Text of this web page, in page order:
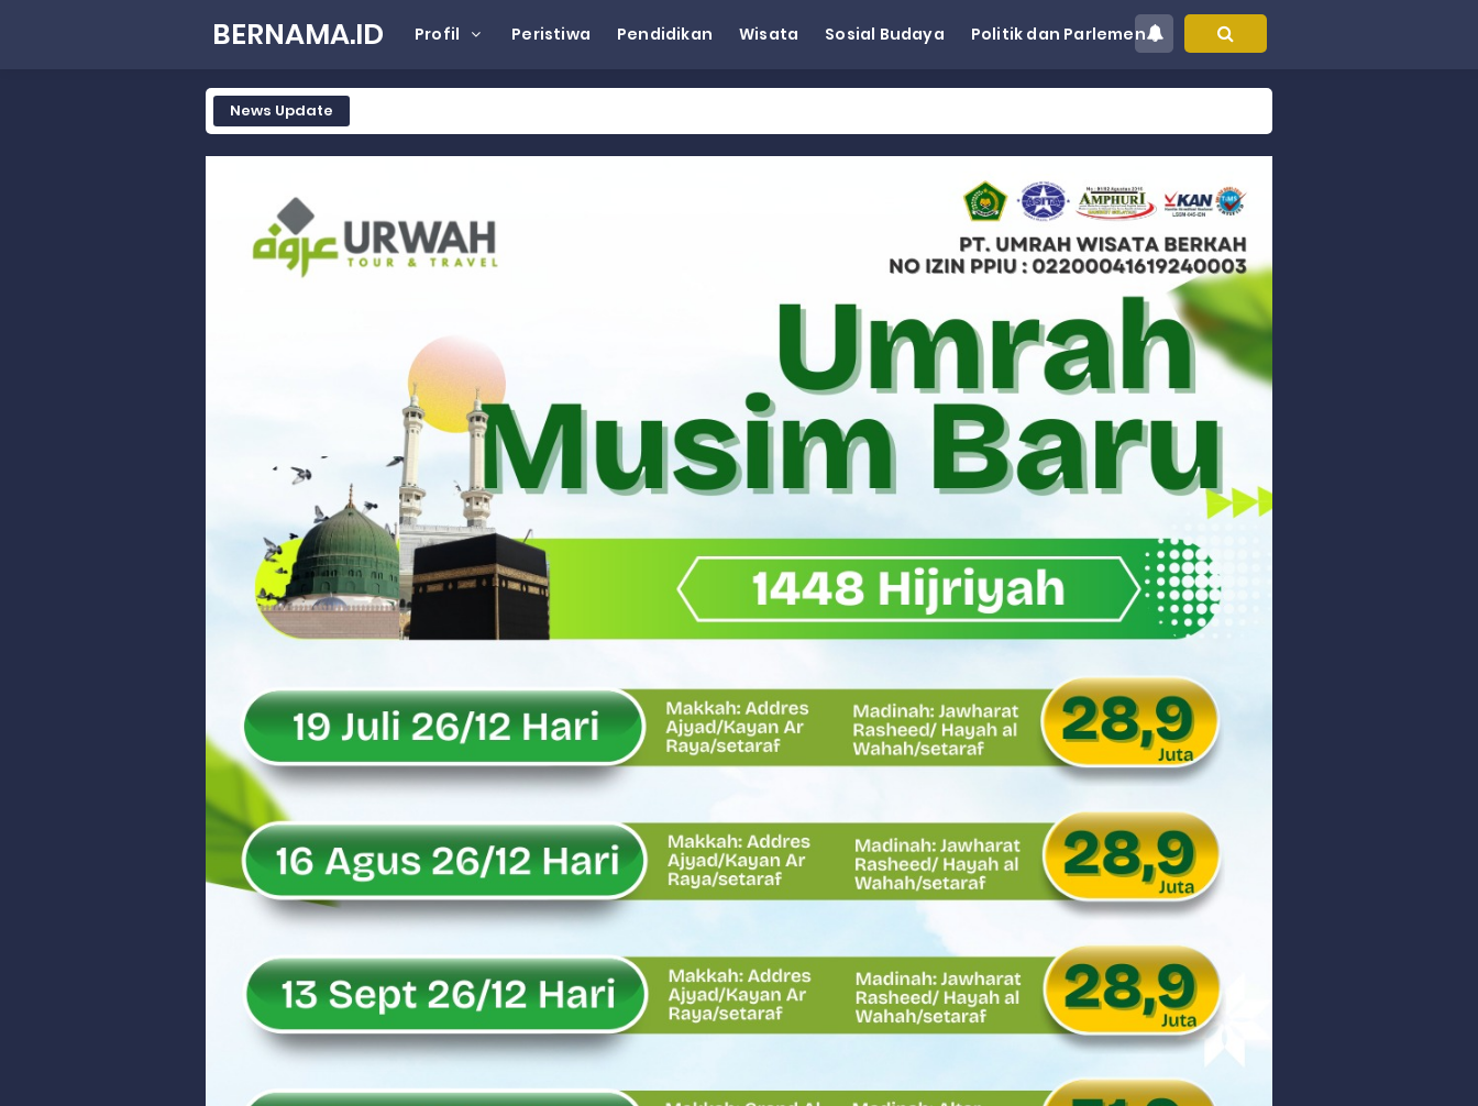
BERNAMA.ID Profil Peristiwa Pendidikan Wisata Sosial Budaya Politik dan Parlemen
News Update
Rahmat Saleh Komitmen Penguatan Kapasitas Dai dan Akademisi
Rahmat Saleh Resmikan Hunian Tetap KARTA untuk Korban Banjir Bandang di Sumbar
Wakili Gubernur Sumbar, Kabiro Kesra Hadiri dan Berikan Arahan pada MTQ Nasional ke-50 Tingkat Kec. Sungai Limau
RELIS KEJAKSAAN TINGGI SUMATERA BARAT
RELIS KEJAKSAAN TINGGI SUMATERA BARAT
RELIS KEJAKSAAN TINGGI SUMATERA BARAT
Peringati Hari Koperasi ke-79, Wagub Sumbar Dorong Koperasi Jadi Motor Penggerak Ekonomi Rakyat
Dilantik sebagai Ketua Umum Gema Keadilan, Rahmat Saleh Ajak Anak Muda Jadi Pemimpin Bangsa
Bangunan Liar di Atas Aset PT KAI Diduga Dibiarkan, Publik Pertanyakan Ketegasan Penegakan Hukum
Soal Isu Kejati Sumatera Barat Jemput Mahasiswa Paska Demo, Ini Bantahan Asintel Kejati Sumbar
Danrem 032/Wbr: Jadikan Pengabdian sebagai Ibadah kepada Tuhan Yang Maha Esa
Ini Penjelasan Kejaksaan Tinggi Sumatera Barat tentang Kasus Jembatan Sikabu Padang Pariaman
Rahmat Saleh Ingatkan Agrinas soal Defisit Operasional dan Pendapatan
Danrem 032/Wbr Kunjungi Kodim 0311/Pesisir Selatan, Apresiasi Dedikasi Prajurit Dukung Pembangunan Nasional
Sita Uang Tunai Rp 3 M terkait Kasus Dermaga Labuhan Bajau di Mentawai, Ini Penjelasan Tim Penyidik Kejaksaan Tinggi Sumbar
Rahmat Saleh Sebut Langkah Dony Oskaria Audit 750 BUMN Momentum Perbaikan Tata Kelola
Rahmat Saleh Puji Kinerja Dony Oskaria, Laba BUMN Meningkat dan Transformasi Berjalan Tanpa PHK Massal
DANREM 032/WIRABRAJA RESMIKAN JEMBATAN BAILEY DI NAGARI SALAREH AIA TIMUR, WUJUD NYATA KEPEDULIAN TNI UNTUK MASYARAKAT